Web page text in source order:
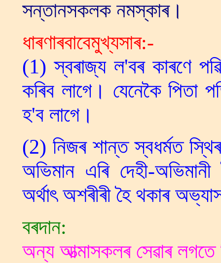
সন্তানসকলক নমস্কাৰ।
ধাৰণাৰবাবেমুখ্যসাৰ:-
(1) স্বৰাজ্য ল'বৰ কাৰণে
কৰিব লাগে। যেনেকৈ পিতা
হ'ব লাগে।
(2) নিজৰ শান্ত স্বধৰ্মত
অভিমান এৰি দেহী-
অৰ্থাৎ অশৰীৰী হৈ থকাৰ
বৰদান:
অন্য আত্মাসকলৰ সেৱাৰ লগতে